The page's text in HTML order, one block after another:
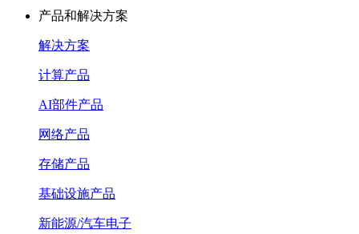
产品和解决方案
解决方案
计算产品
AI部件产品
网络产品
存储产品
基础设施产品
新能源/汽车电子